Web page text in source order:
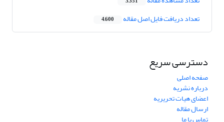
تعداد دریافت فایل اصل مقاله 4,600
دسترسی سریع
صفحه اصلی
درباره نشریه
اعضای هیات تحریریه
ارسال مقاله